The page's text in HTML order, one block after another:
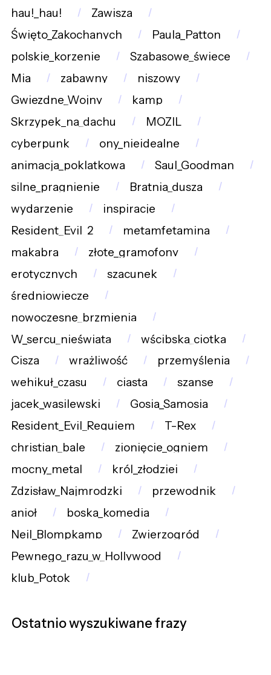
hau!_hau!
Zawisza
Święto_Zakochanych
Paula_Patton
polskie_korzenie
Szabasowe_świece
Mia
zabawny
niszowy
Gwiezdne_Wojny
kamp
Skrzypek_na_dachu
MOZIL
cyberpunk
ony_nieidealne
animacja_poklatkowa
Saul_Goodman
silne_pragnienie
Bratnia_dusza
wydarzenie
inspiracje
Resident_Evil_2
metamfetamina
makabra
złote_gramofony
erotycznych
szacunek
średniowiecze
nowoczesne_brzmienia
W_sercu_nieświata
wścibska_ciotka
Cisza
wrażliwość
przemyślenia
wehikuł_czasu
ciasta
szanse
jacek_wasilewski
Gosia_Samosia
Resident_Evil_Requiem
T-Rex
christian_bale
zionięcie_ogniem
mocny_metal
król_złodziei
Zdzisław_Najmrodzki
przewodnik
anioł
boska_komedia
Neil_Blompkamp
Zwierzogród
Pewnego_razu_w_Hollywood
klub_Potok
Ostatnio wyszukiwane frazy